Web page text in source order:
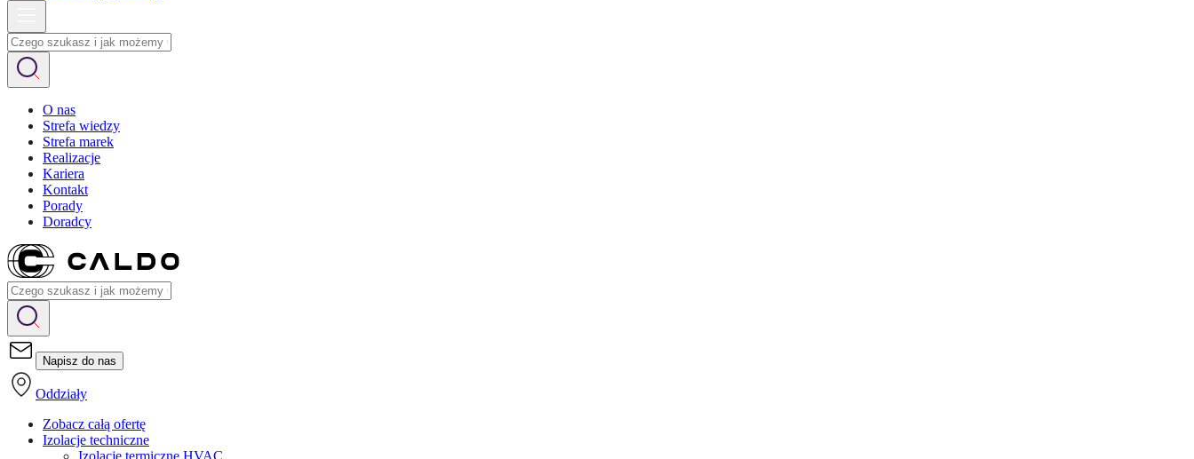
O nas
Strefa wiedzy
Strefa marek
Realizacje
Kariera
Kontakt
Porady
Doradcy
Napisz do nas
Oddziały
Zobacz całą ofertę
Izolacje techniczne
Izolacje termiczne HVAC